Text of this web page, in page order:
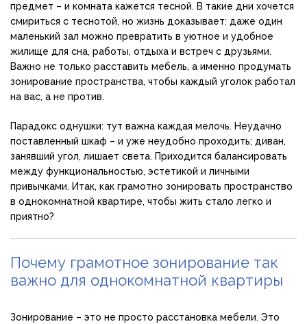
предмет – и комната кажется тесной. В такие дни хочется
смириться с теснотой, но жизнь доказывает: даже один
маленький зал можно превратить в уютное и удобное
жилище для сна, работы, отдыха и встреч с друзьями.
Важно не только расставить мебель, а именно продумать
зонирование пространства, чтобы каждый уголок работал
на вас, а не против.
Парадокс однушки: тут важна каждая мелочь. Неудачно
поставленный шкаф – и уже неудобно проходить; диван,
занявший угол, лишает света. Приходится балансировать
между функциональностью, эстетикой и личными
привычками. Итак, как грамотно зонировать пространство
в однокомнатной квартире, чтобы жить стало легко и
приятно?
Почему грамотное зонирование так
важно для однокомнатной квартиры
Зонирование – это не просто расстановка мебели. Это